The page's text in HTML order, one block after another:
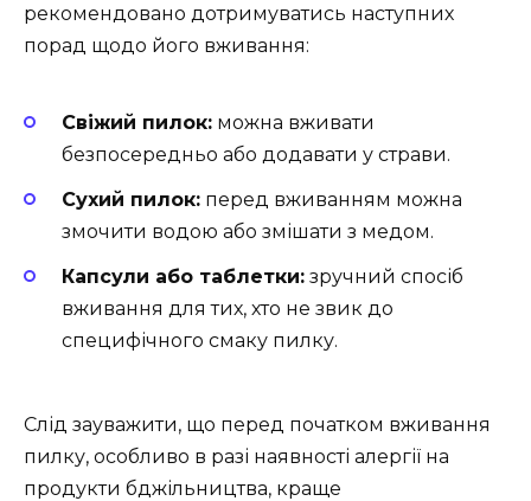
рекомендовано дотримуватись наступних
порад щодо його вживання:
Свіжий пилок: можна вживати
безпосередньо або додавати у страви.
Сухий пилок: перед вживанням можна
змочити водою або змішати з медом.
Капсули або таблетки: зручний спосіб
вживання для тих, хто не звик до
специфічного смаку пилку.
Слід зауважити, що перед початком вживання
пилку, особливо в разі наявності алергії на
продукти бджільництва, краще